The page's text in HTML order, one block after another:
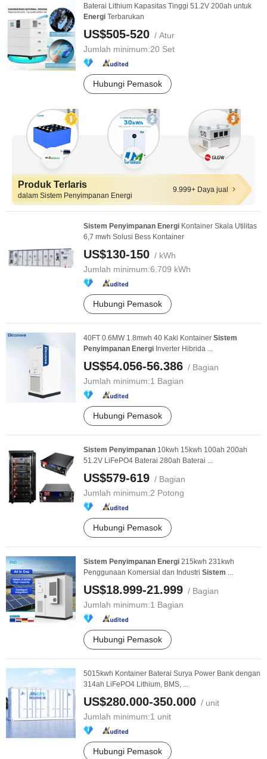
Baterai Lithium Kapasitas Tinggi 51.2V 200ah untuk
Energi Terbarukan
US$505-520 / Atur
Jumlah minimum:20 Set
Hubungi Pemasok
Produk Terlaris
dalam Sistem Penyimpanan Energi
9.999+ Daya jual
Sistem Penyimpanan Energi Kontainer Skala Utilitas
6,7 mwh Solusi Bess Kontainer
US$130-150 / kWh
Jumlah minimum:6.709 kWh
Hubungi Pemasok
40FT 0.6MW 1.8mwh 40 Kaki Kontainer Sistem
Penyimpanan Energi Inverter Hibrida ...
US$54.056-56.386 / Bagian
Jumlah minimum:1 Bagian
Hubungi Pemasok
Sistem Penyimpanan 10kwh 15kwh 100ah 200ah
51.2V LiFePO4 Baterai 280ah Baterai ...
US$579-619 / Bagian
Jumlah minimum:2 Potong
Hubungi Pemasok
Sistem Penyimpanan Energi 215kwh 231kwh
Penggunaan Komersial dan Industri Sistem ...
US$18.999-21.999 / Bagian
Jumlah minimum:1 Bagian
Hubungi Pemasok
5015kwh Kontainer Baterai Surya Power Bank dengan
314ah LiFePO4 Lithium, BMS, ...
US$280.000-350.000 / unit
Jumlah minimum:1 unit
Hubungi Pemasok